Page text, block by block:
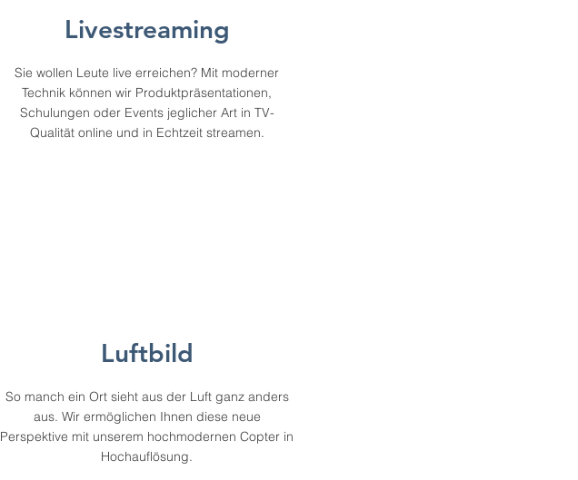
Livestreaming
Sie wollen Leute live erreichen? Mit moderner
Technik können wir Produktpräsentationen,
Schulungen oder Events jeglicher Art in TV-
Qualität online und in Echtzeit streamen.
Luftbild
So manch ein Ort sieht aus der Luft ganz anders
aus. Wir ermöglichen Ihnen diese neue
Perspektive mit unserem hochmodernen Copter in
Hochauflösung.